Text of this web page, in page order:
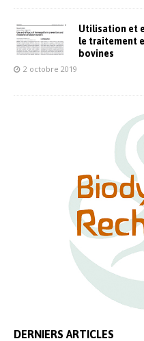
Utilisation et
le traitement
bovines
2 octobre 2019
DERNIERS ARTICLES